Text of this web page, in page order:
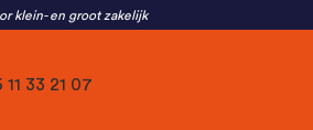
klein- en groot zakelijk
11 33 21 07